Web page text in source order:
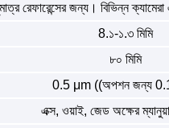
রেফারেন্সের জন্য। বিভিন্ন ক্যামেরা
8.১-১.৩ মিমি
৮০ মিমি
0.5 μm ((অপশন জন্য
এক্স, ওয়াই, জেড অক্ষের